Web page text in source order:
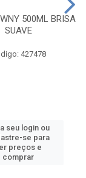
500ML BRISA
SUAVE
427478
seu login ou
se para
preços e
comprar